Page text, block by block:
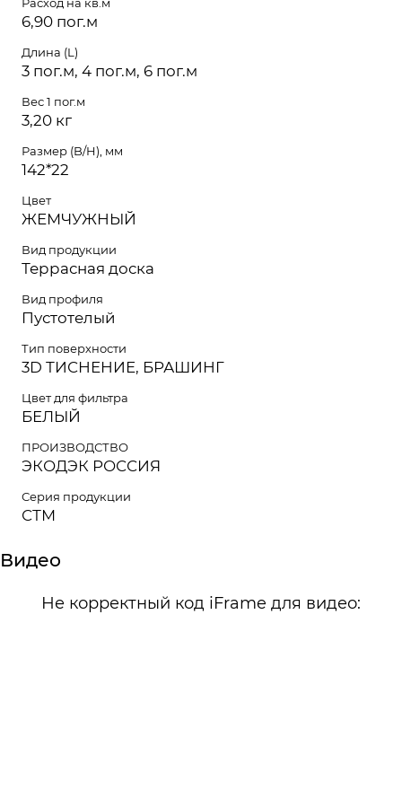
6,90 пог.м
Длина (L)
3 пог.м, 4 пог.м, 6 пог.м
Вес 1 пог.м
3,20 кг
Размер (B/H), мм
142*22
Цвет
ЖЕМЧУЖНЫЙ
Вид продукции
Террасная доска
Вид профиля
Пустотелый
Тип поверхности
3D ТИСНЕНИЕ, БРАШИНГ
Цвет для фильтра
БЕЛЫЙ
ПРОИЗВОДСТВО
ЭКОДЭК РОССИЯ
Серия продукции
СТМ
Видео
Не корректный код iFrame для видео: